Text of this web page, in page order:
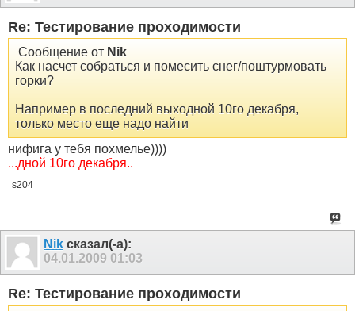
Re: Тестирование проходимости
Сообщение от Nik
Как насчет собраться и помесить снег/поштурмовать
горки?
Например в последний выходной 10го декабря,
только место еще надо найти
нифига у тебя похмелье))))
...дной 10го декабря..
s204
Nik сказал(-а):
04.01.2009 01:03
Re: Тестирование проходимости